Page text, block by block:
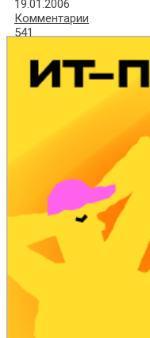
19.01.2006
Комментарии
541